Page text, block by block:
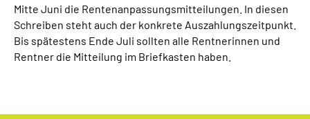
Mitte Juni die Rentenanpassungsmitteilungen. In diesen
Schreiben steht auch der konkrete Auszahlungszeitpunkt.
Bis spätestens Ende Juli sollten alle Rentnerinnen und
Rentner die Mitteilung im Briefkasten haben.